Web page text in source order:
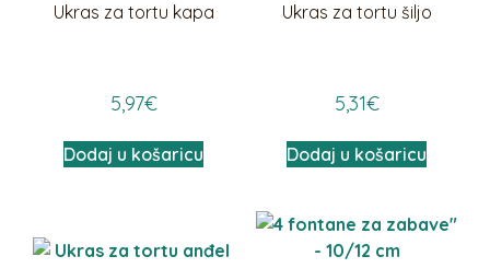
Ukras za tortu kapa
5,97€
Dodaj u košaricu
Ukras za tortu šiljo
5,31€
Dodaj u košaricu